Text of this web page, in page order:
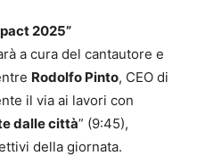
2025”
a cura del cantautore e
Rodolfo Pinto, CEO di
il via ai lavori con
dalle città” (9:45),
della giornata.